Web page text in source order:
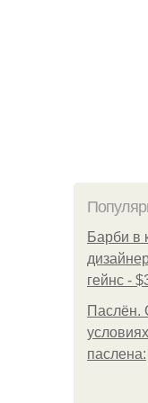
Барби в
гейнс -
Паслён.
паслена: